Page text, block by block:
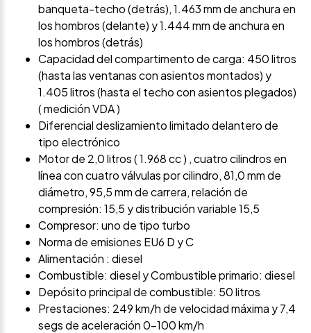
banqueta-techo (detrás), 1.463 mm de anchura en
los hombros (delante) y 1.444 mm de anchura en
los hombros (detrás)
Capacidad del compartimento de carga: 450 litros
(hasta las ventanas con asientos montados) y
1.405 litros (hasta el techo con asientos plegados)
( medición VDA )
Diferencial deslizamiento limitado delantero de
tipo electrónico
Motor de 2,0 litros ( 1.968 cc ) , cuatro cilindros en
línea con cuatro válvulas por cilindro, 81,0 mm de
diámetro, 95,5 mm de carrera, relación de
compresión: 15,5 y distribución variable 15,5
Compresor: uno de tipo turbo
Norma de emisiones EU6 D y C
Alimentación : diesel
Combustible: diesel y Combustible primario: diesel
Depósito principal de combustible: 50 litros
Prestaciones: 249 km/h de velocidad máxima y 7,4
segs de aceleración 0-100 km/h